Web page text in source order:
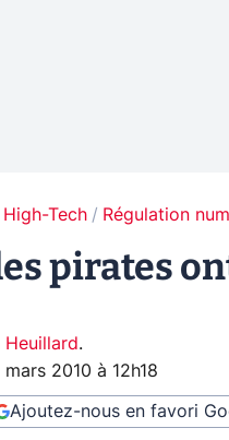
Tech Régulation
pirates
Heuillard.
mars 2010 à 12h18
Ajoutez-nous en favori